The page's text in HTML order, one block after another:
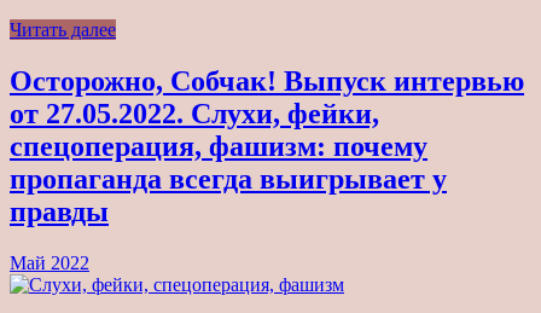
Читать далее
Осторожно, Собчак! Выпуск интервью
от 27.05.2022. Слухи, фейки,
спецоперация, фашизм: почему
пропаганда всегда выигрывает у
правды
Май 2022